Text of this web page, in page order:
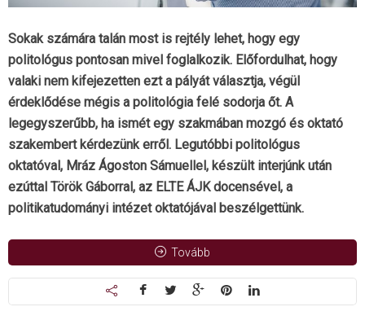
Sokak számára talán most is rejtély lehet, hogy egy
politológus pontosan mivel foglalkozik. Előfordulhat, hogy
valaki nem kifejezetten ezt a pályát választja, végül
érdeklődése mégis a politológia felé sodorja őt. A
legegyszerűbb, ha ismét egy szakmában mozgó és oktató
szakembert kérdezünk erről. Legutóbbi politológus
oktatóval, Mráz Ágoston Sámuellel, készült interjúnk után
ezúttal Török Gáborral, az ELTE ÁJK docensével, a
politikatudományi intézet oktatójával beszélgettünk.
Tovább